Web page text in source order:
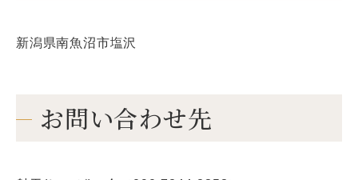
新潟県南魚沼市塩沢
お問い合わせ先